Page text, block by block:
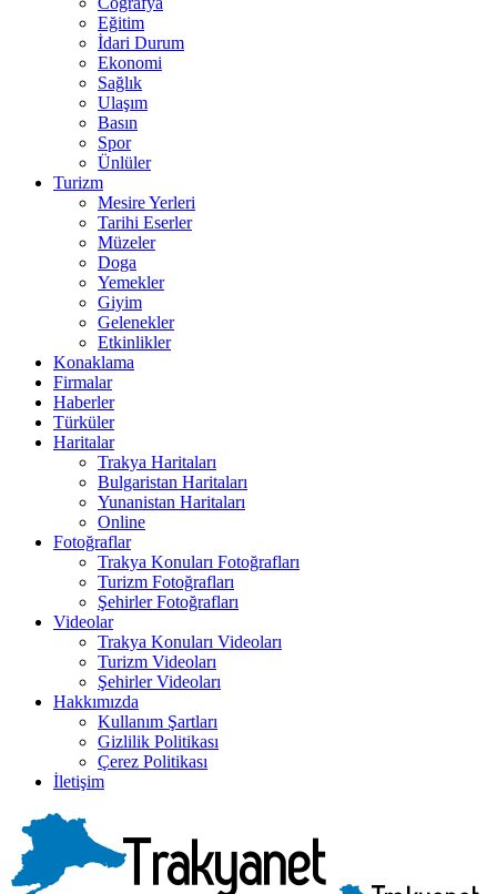
Eğitim
İdari Durum
Ekonomi
Sağlık
Ulaşım
Basın
Spor
Ünlüler
Turizm
Mesire Yerleri
Tarihi Eserler
Müzeler
Doga
Yemekler
Giyim
Gelenekler
Etkinlikler
Konaklama
Firmalar
Haberler
Türküler
Haritalar
Trakya Haritaları
Bulgaristan Haritaları
Yunanistan Haritaları
Online
Fotoğraflar
Trakya Konuları Fotoğrafları
Turizm Fotoğrafları
Şehirler Fotoğrafları
Videolar
Trakya Konuları Videoları
Turizm Videoları
Şehirler Videoları
Hakkımızda
Kullanım Şartları
Gizlilik Politikası
Çerez Politikası
İletişim